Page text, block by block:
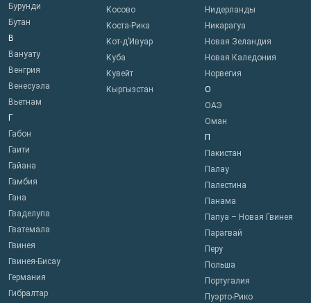
Бурунди
Бутан
В
Вануату
Венгрия
Венесуэла
Вьетнам
Г
Габон
Гаити
Гайана
Гамбия
Гана
Гваделупа
Гватемала
Гвинея
Гвинея-Бисау
Германия
Гибралтар
Косово
Коста-Рика
Кот-д’Ивуар
Куба
Кувейт
Кыргызстан
Нидерланды
Никарагуа
Новая Зеландия
Новая Каледония
Норвегия
О
ОАЭ
Оман
П
Пакистан
Палау
Палестина
Панама
Папуа – Новая Гвинея
Парагвай
Перу
Польша
Португалия
Пуэрто-Рико